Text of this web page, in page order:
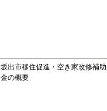
坂出市移住促進・空き家改修補助
金の概要